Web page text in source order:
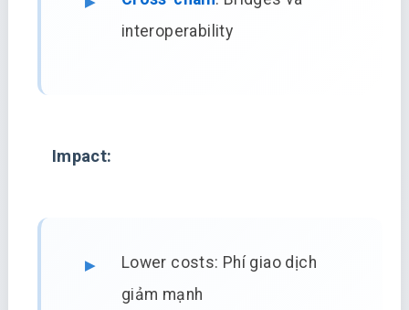
interoperability
Impact:
Lower costs: Phí giao dịch
giảm mạnh